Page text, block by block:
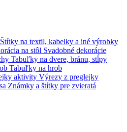
Štítky na textil, kabelky a iné výrobky
Svadobné dekorácie
Tabuľky na dvere, bránu, stĺpy
Tabuľky na hrob
Výrezy z preglejky
Známky a štítky pre zvieratá